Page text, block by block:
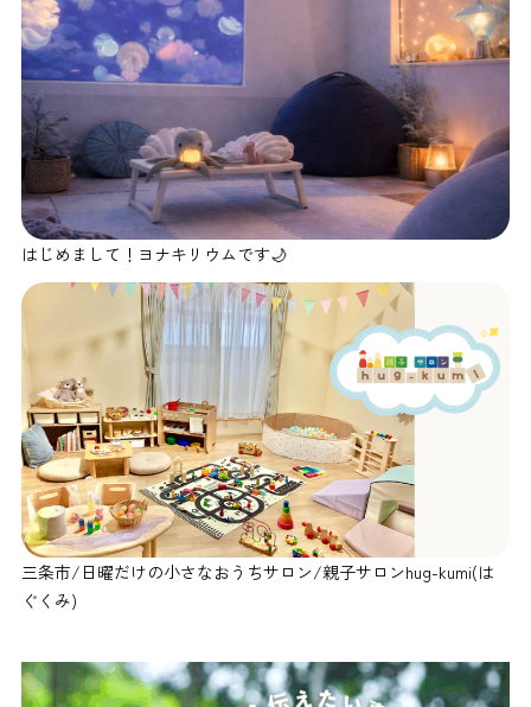
はじめまして！ヨナキリウムです🌙
三条市/日曜だけの小さなおうちサロン/親子サロンhug-kumi(は
ぐくみ)